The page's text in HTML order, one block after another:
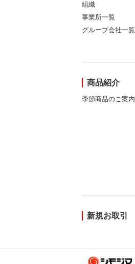
組織
事業所一覧
グループ会社一覧
商品紹介
季節商品のご案内
新規お取引